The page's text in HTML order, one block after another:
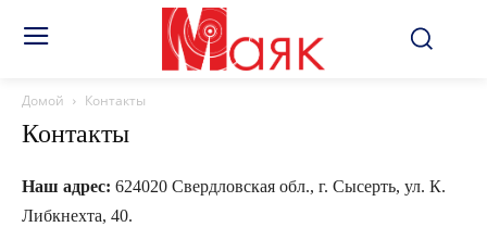
Домой Контакты
Контакты
Наш адрес: 624020 Свердловская обл., г. Сысерть, ул. К.
Либкнехта, 40.